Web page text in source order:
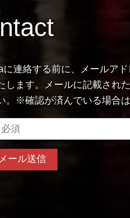
に連絡する前に、メールア
します。メールに記載され
。※確認が済んでいる場合